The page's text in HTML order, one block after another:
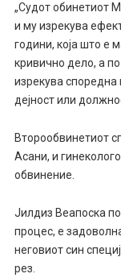
„Судот обинетиот
и му изрекува
години, која што е
кривично дело, а
изрекува
дејност или
Второобвинетиот
Асани, и
обвинение.
Јилдиз Веапоска
процес, е
неговиот син
рез.